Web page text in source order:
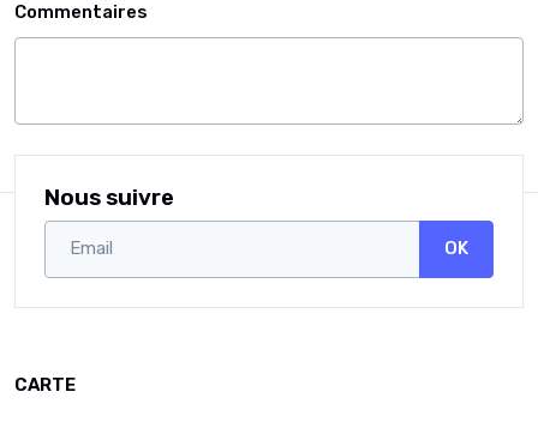
Commentaires
Nous suivre
OK
CARTE